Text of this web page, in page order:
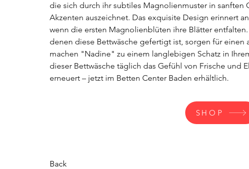
die sich durch ihr subtiles Magnolienmuster in sanften
Akzenten auszeichnet. Das exquisite Design erinnert
wenn die ersten Magnolienblüten ihre Blätter
denen diese Bettwäsche gefertigt ist, sorgen für
machen "Nadine" zu einem langlebigen Schatz in
dieser Bettwäsche täglich das Gefühl von Frische und
erneuert – jetzt im Betten Center Baden erhältlich.
Back
SHOP